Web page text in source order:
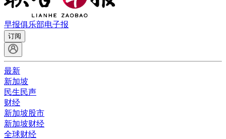
早报俱乐部电子报
订阅
最新
新加坡
民生民声
财经
新加坡股市
新加坡财经
全球财经